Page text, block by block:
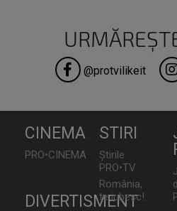
@protvilikeit
CINEMA
PRO•CINEMA
DIVERTISMENT
STIRI
Știrile
PRO•TV
România,
te iubesc!